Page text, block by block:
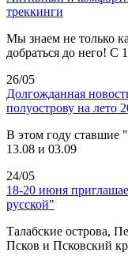
треккинги
Мы знаем не только
добраться до него! С
26/05
Долгожданная
полуострову на лето
В этом году ставшие
13.08 и 03.09
24/05
18-20 июня
русской"
Талабские острова,
Псков и Псковский